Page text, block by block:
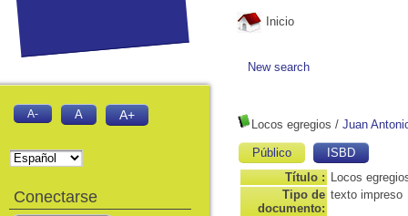
Inicio
New search
Locos egregios / Juan
Público
ISBD
Título : Locos
Tipo de
documento:
texto impreso
A- A A+
Conectarse